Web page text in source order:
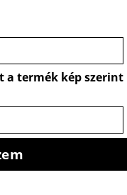
a termék kép szerint